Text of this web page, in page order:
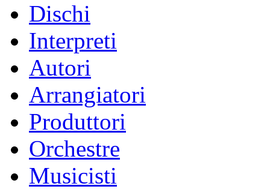
Dischi
Interpreti
Autori
Arrangiatori
Produttori
Orchestre
Musicisti